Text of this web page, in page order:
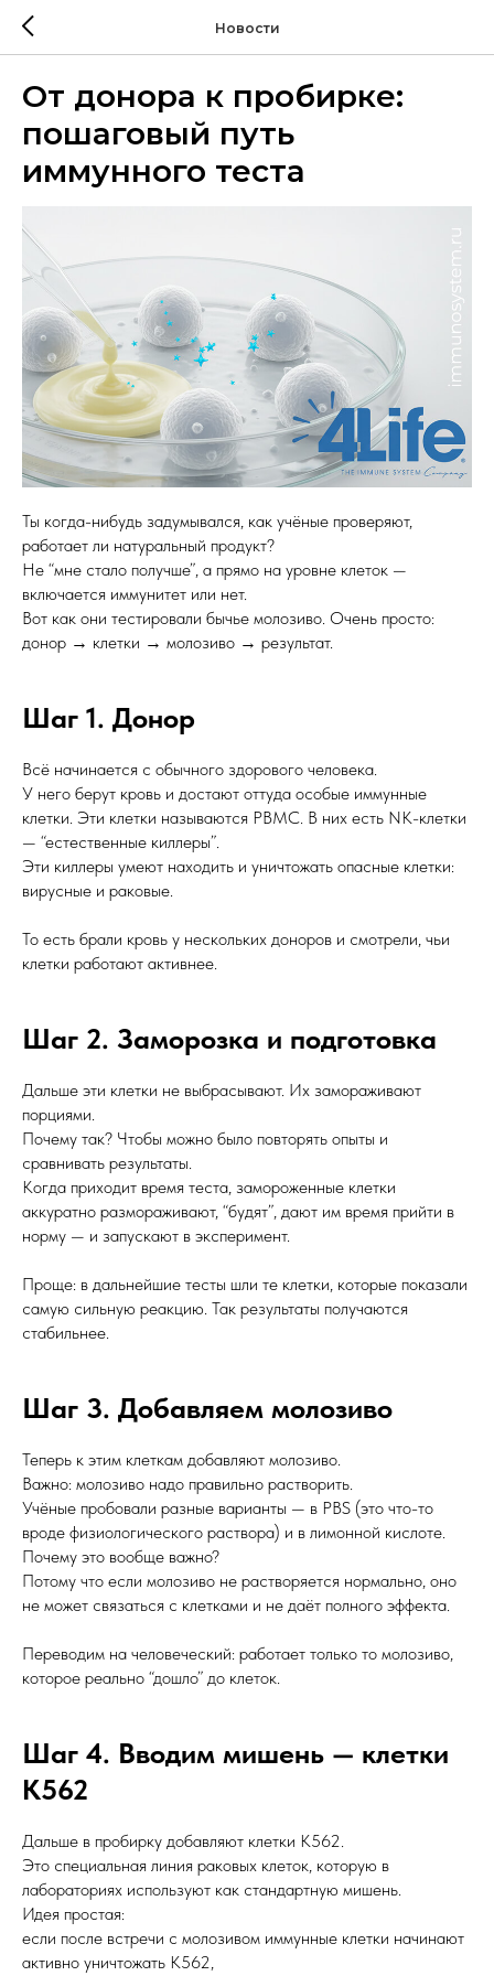
Новости
От донора к пробирке:
пошаговый путь
иммунного теста
Ты когда-нибудь задумывался, как учёные проверяют,
работает ли натуральный продукт?
Не “мне стало получше”, а прямо на уровне клеток —
включается иммунитет или нет.
Вот как они тестировали бычье молозиво. Очень просто:
донор → клетки → молозиво → результат.
Шаг 1. Донор
Всё начинается с обычного здорового человека.
У него берут кровь и достают оттуда особые иммунные
клетки. Эти клетки называются PBMC. В них есть NK-клетки
— “естественные киллеры”.
Эти киллеры умеют находить и уничтожать опасные клетки:
вирусные и раковые.
То есть брали кровь у нескольких доноров и смотрели, чьи
клетки работают активнее.
Шаг 2. Заморозка и подготовка
Дальше эти клетки не выбрасывают. Их замораживают
порциями.
Почему так? Чтобы можно было повторять опыты и
сравнивать результаты.
Когда приходит время теста, замороженные клетки
аккуратно размораживают, “будят”, дают им время прийти в
норму — и запускают в эксперимент.
Проще: в дальнейшие тесты шли те клетки, которые показали
самую сильную реакцию. Так результаты получаются
стабильнее.
Шаг 3. Добавляем молозиво
Теперь к этим клеткам добавляют молозиво.
Важно: молозиво надо правильно растворить.
Учёные пробовали разные варианты — в PBS (это что-то
вроде физиологического раствора) и в лимонной кислоте.
Почему это вообще важно?
Потому что если молозиво не растворяется нормально, оно
не может связаться с клетками и не даёт полного эффекта.
Переводим на человеческий: работает только то молозиво,
которое реально “дошло” до клеток.
Шаг 4. Вводим мишень — клетки
K562
Дальше в пробирку добавляют клетки K562.
Это специальная линия раковых клеток, которую в
лабораториях используют как стандартную мишень.
Идея простая:
если после встречи с молозивом иммунные клетки начинают
активно уничтожать K562,